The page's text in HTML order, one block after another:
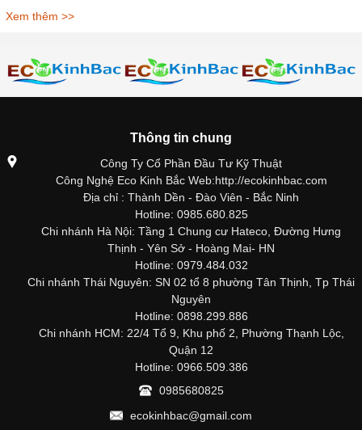
Xem thêm >>
Thông tin chung
Công Ty Cổ Phần Đầu Tư Kỹ Thuật
Công Nghệ Eco Kinh Bắc Web:http://ecokinhbac.com
Địa chỉ : Thành Dền - Đào Viên - Bắc Ninh
Hotline: 0985.680.825
Chi nhánh Hà Nội: Tầng 1 Chung cư Hateco, Đường Hưng
Thịnh - Yên Sở - Hoàng Mai- HN
Hotline: 0979.484.032
Chi nhánh Thái Nguyên: SN 02 tổ 8 phường Tân Thịnh, Tp Thái
Nguyên
Hotline: 0898.299.886
Chi nhánh HCM: 22/4 Tổ 9, Khu phố 2, Phường Thạnh Lộc,
Quận 12
Hotline: 0966.509.386
0985680825
ecokinhbac@gmail.com